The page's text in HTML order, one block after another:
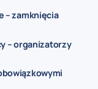
– zamknięcia
– organizatorzy